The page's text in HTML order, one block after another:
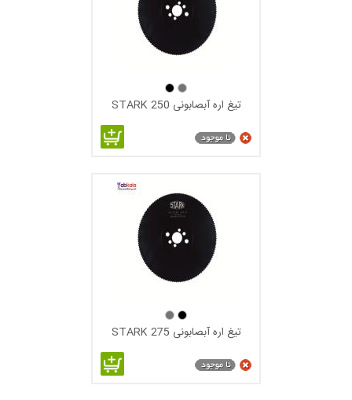
پوشش TICN : تیتانیوم کربو نیترید.از این نوع پوشش می توان برای
و ساینده و همچنین برای برش آلیاژهای نیکل و تیتانیوم استفاده
کرد.یکی از ویژگیهای این نوع تیغه ها علاوه بر مقاومت سایشی بالاتر
نسبت به تیغه های سیاه این است که می توان بار و سرعت برشی را
در موقع استفاده از این نوع پوشش تا 100 درصد بالاتر برد.
تیغ اره آبصابونی 250 STARK
تیغ اره آبصابونی 275 STARK